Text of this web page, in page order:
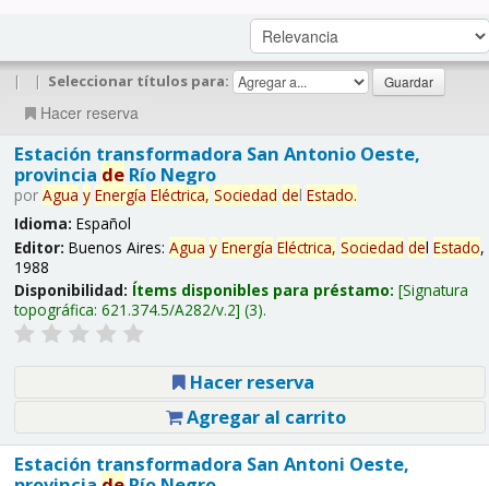
| | Seleccionar títulos para:
Hacer reserva
Estación transformadora San Antonio Oeste,
provincia deRío Negro
por Agua y Energía Eléctrica, Sociedad del Estado.
Idioma: Español
Editor: Buenos Aires: Agua y Energía Eléctrica, Sociedad del Estado,
1988
Disponibilidad: Ítems disponibles para préstamo: Signatura
topográfica: 621.374.5/A282/v.2 (3).
Hacer reserva
Agregar al carrito
Estación transformadora San Antoni Oeste,